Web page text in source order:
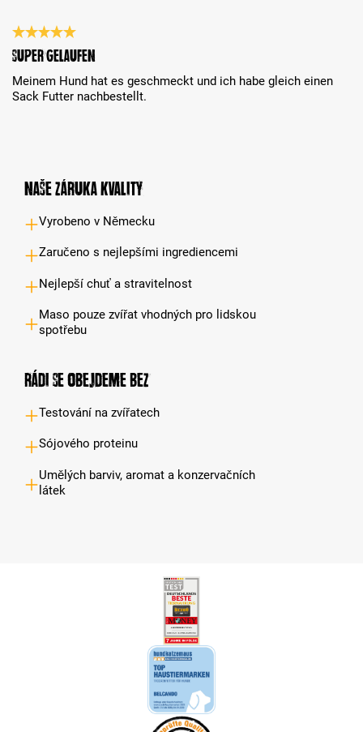
Recenze s hodnocením 5 z 5 hvězd
Super gelaufen
Meinem Hund hat es geschmeckt und ich habe gleich einen
Sack Futter nachbestellt.
Naše záruka kvality
Vyrobeno v Německu
Zaručeno s nejlepšími ingrediencemi
Nejlepší chuť a stravitelnost
Maso pouze zvířat vhodných pro lidskou
spotřebu
Rádi se obejdeme bez
Testování na zvířatech
Sójového proteinu
Umělých barviv, aromat a konzervačních
látek